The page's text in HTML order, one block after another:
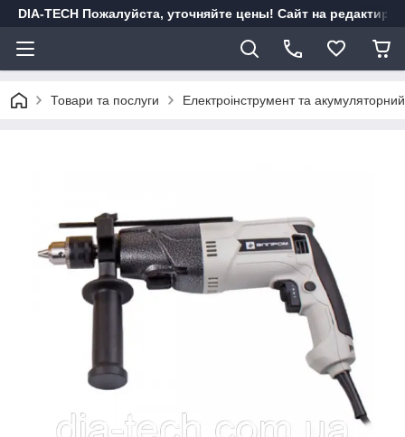
DIA-TECH Пожалуйста, уточняйте цены! Сайт на
Товари та послуги Електроінструмент та